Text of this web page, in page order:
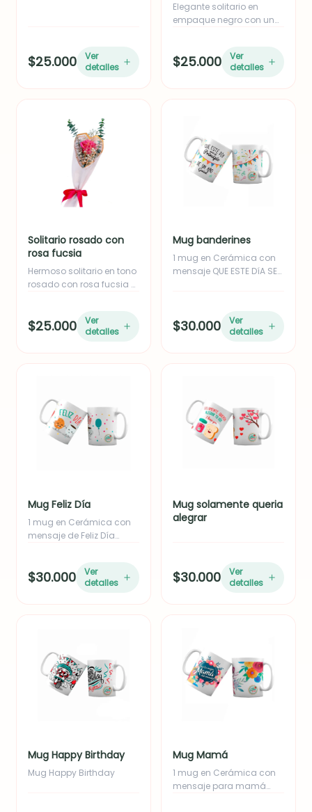
$25.000
Ver
detalles
Elegante solitario en
empaque negro con una
de eucalipto y yizo. Ideal
como adición o para
empresas en volumen.
Incluye moño en cinta de
$25.000
Ver
detalles
Solitario rosado con
rosa fucsia
Hermoso solitario en tono
rosado con rosa fucsia o
Ideal para empresas o
como complemento de
$25.000
Ver
detalles
Mug banderines
1 mug en Cerámica con
mensaje QUE ESTE DíA SEA
$30.000
Ver
detalles
Mug Feliz Día
1 mug en Cerámica con
mensaje de Feliz Día
$30.000
Ver
detalles
Mug solamente queria
alegrar
$30.000
Ver
detalles
Mug Happy Birthday
Mug Happy Birthday
Mug Mamá
1 mug en Cerámica con
mensaje para mamá